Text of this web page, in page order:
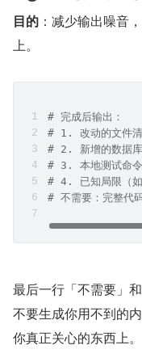
目的 ：减少输出噪音
上。
# 完成后输出：
# 1. 改动的文件清
# 2. 新增的数据
# 3. 本地测试命令
# 4. 已知局限（如
# 不需要：完整代
最后一行「不需要」
不要生成你用不到的
你真正关心的东西上。